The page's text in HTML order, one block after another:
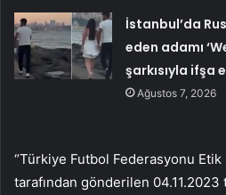
İstanbul’da
eden adamı
şarkısıyla ifşa
Ağustos 7, 2026
“Türkiye Futbol Federasyonu Etik
tarafından gönderilen